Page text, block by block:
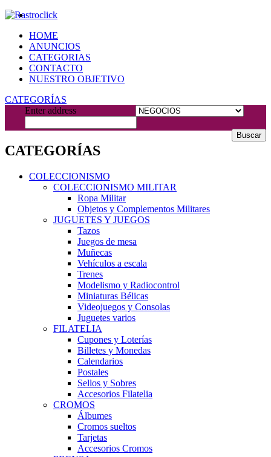
HOME
ANUNCIOS
CATEGORIAS
CONTACTO
NUESTRO OBJETIVO
CATEGORÍAS
Enter address
Buscar
CATEGORÍAS
COLECCIONISMO
COLECCIONISMO MILITAR
Ropa Militar
Objetos y Complementos Militares
JUGUETES Y JUEGOS
Tazos
Juegos de mesa
Muñecas
Vehículos a escala
Trenes
Modelismo y Radiocontrol
Miniaturas Bélicas
Videojuegos y Consolas
Juguetes varios
FILATELIA
Cupones y Loterías
Billetes y Monedas
Calendarios
Postales
Sellos y Sobres
Accesorios Filatelia
CROMOS
Álbumes
Cromos sueltos
Tarjetas
Accesorios Cromos